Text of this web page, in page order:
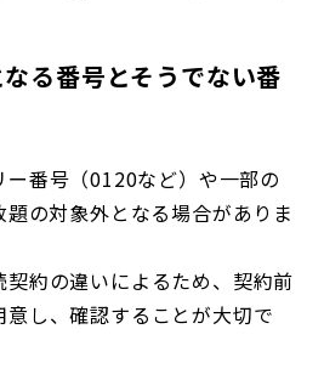
る番号とそうでない番
番号（0120など）や一部の
の対象外となる場合がありま
約の違いによるため、契約前
し、確認することが大切で